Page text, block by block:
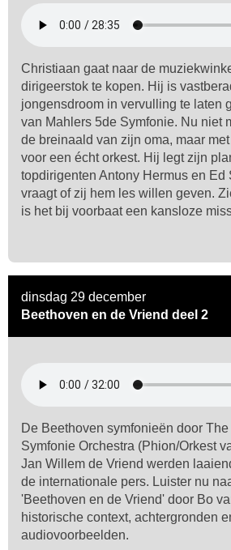
Christiaan gaat naar de
dirigeerstok te kopen. Hij is
jongensdroom in vervulling te laten
van Mahlers 5de Symfonie. Nu niet
de breinaald van zijn oma, maar
voor een écht orkest. Hij legt zijn
topdirigenten Antony Hermus en Ed
vraagt of zij hem les willen geven.
is het bij voorbaat een kansloze
dinsdag 29 december
Beethoven en de Vriend deel 2
De Beethoven symfonieën door
Symfonie Orchestra (Phion/Orkest
Jan Willem de Vriend werden
de internationale pers. Luister nu
'Beethoven en de Vriend' door Bo
historische context, achtergronden
audiovoorbeelden.